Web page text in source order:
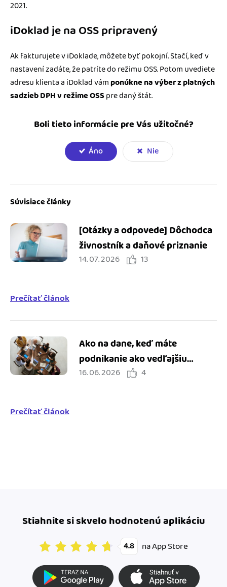
2021.
iDoklad je na OSS pripravený
Ak fakturujete v iDoklade, môžete byť pokojní. Stačí, keď v
nastavení zadáte, že patríte do režimu OSS. Potom uvediete
adresu klienta a iDoklad vámponúkne na výber z platných
sadzieb DPH v režime OSSpre daný štát.
Boli tieto informácie pre Vás užitočné?
Áno Nie
Súvisiace články
[Otázky a odpovede] Dôchodca
živnostník a daňové priznanie
14. 07. 2026 13
Prečítať článok
Ako na dane, keď máte
podnikanie ako vedľajšiu
činnosť
16. 06. 2026 4
Prečítať článok
Stiahnite si skvelo hodnotenú aplikáciu
4.8 na App Store